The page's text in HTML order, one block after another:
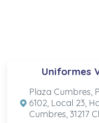
Uniformes
Plaza Cumbres,
6102, Local 23,
Cumbres, 31217